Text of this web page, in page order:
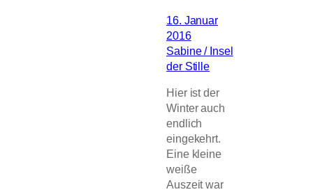
16. Januar
2016
Sabine / Insel
der Stille
Hier ist der
Winter auch
endlich
eingekehrt.
Eine kleine
weiße
Auszeit war